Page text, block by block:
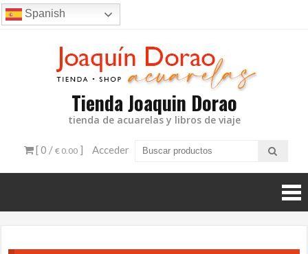
Ir
al
Spanish
Tienda Joaquin Dorao
tienda de acuarelas y libros de viaje
[ 0 / € 0.00] Acceder